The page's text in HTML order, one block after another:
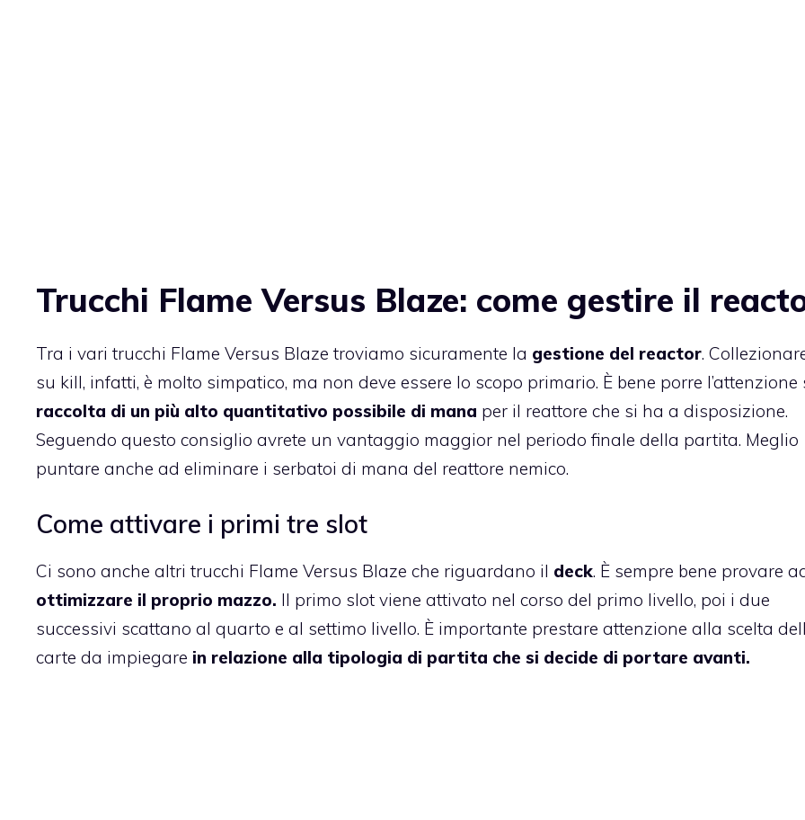
Trucchi Flame Versus Blaze: come gestire il
Tra i vari trucchi Flame Versus Blaze troviamo sicuramente la gestione del reactor.
su kill, infatti, è molto simpatico, ma non deve essere lo scopo primario. È bene porre l’attenzione
raccolta di un più alto quantitativo possibile di mana per il reattore che si ha a disposizione.
Seguendo questo consiglio avrete un vantaggio maggior nel periodo finale della partita. Meglio
puntare anche ad eliminare i serbatoi di mana del reattore nemico.
Come attivare i primi tre slot
Ci sono anche altri trucchi Flame Versus Blaze che riguardano il deck. È sempre bene provare
ottimizzare il proprio mazzo. Il primo slot viene attivato nel corso del primo livello, poi i due
successivi scattano al quarto e al settimo livello. È importante prestare attenzione alla scelta
carte da impiegare in relazione alla tipologia di partita che si decide di portare avanti.